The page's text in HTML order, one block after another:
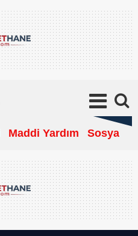
Maddi Yardım Sosyal